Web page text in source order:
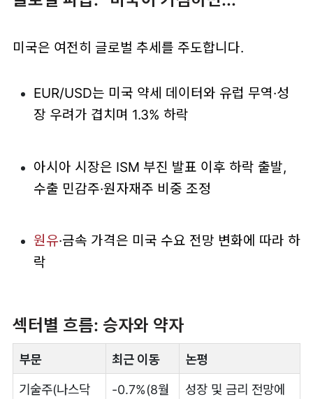
미국은 여전히 글로벌 추세를 주도합니다.
EUR/USD는 미국 약세 데이터와 유럽 무역·성
장 우려가 겹치며 1.3% 하락
아시아 시장은 ISM 부진 발표 이후 하락 출발,
수출 민감주·원자재주 비중 조정
원유·금속 가격은 미국 수요 전망 변화에 따라 하
락
섹터별 흐름: 승자와 약자
부문 최근 이동 논평
기술주(나스닥
-0.7%(8월
성장 및 금리 전망에